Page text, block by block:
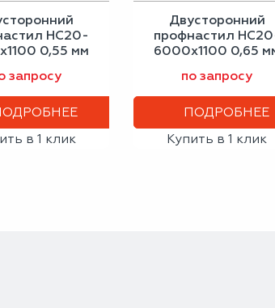
НС20-
0,55 мм
запросу
в 1 клик
Двусторонний
профнастил
6000х1100 0,65
коричневый
по запросу
ПОДРОБНЕЕ
Купить в 1 клик